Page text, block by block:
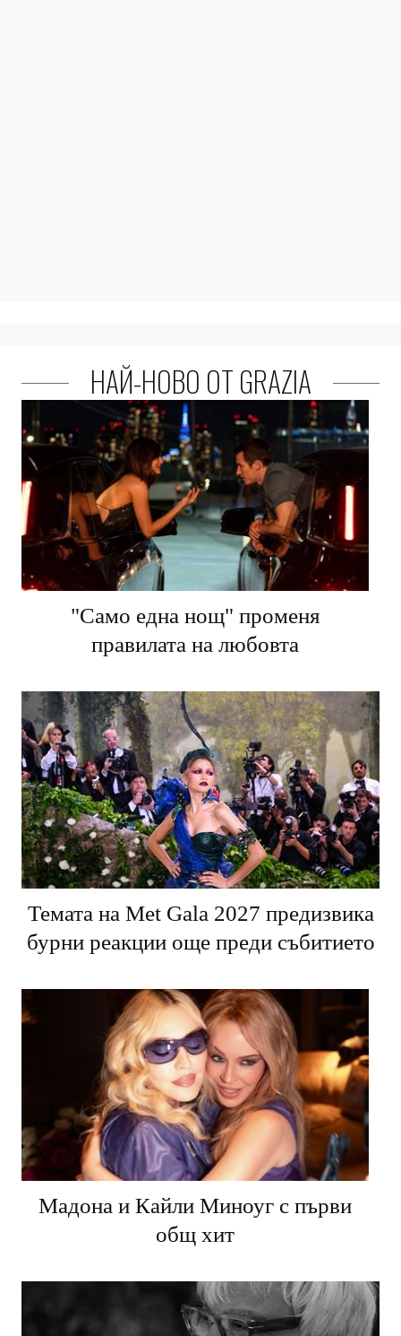
НАЙ-НОВО ОТ GRAZIA
"Само една нощ" променя
правилата на любовта
Темата на Met Gala 2027 предизвика
бурни реакции още преди събитието
Мадона и Кайли Миноуг с първи
общ хит